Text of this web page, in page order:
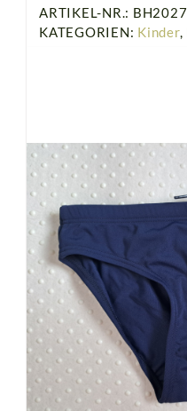
ARTIKEL-NR.:
KATEGORIEN: Kinder,